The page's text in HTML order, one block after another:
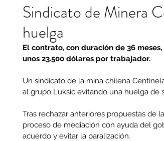
Sindicato de Minera
huelga
El contrato, con duración de 36
unos 23.500 dólares por trabajador.
Un sindicato de la mina chilena
al grupo Luksic evitando una huelga de
Tras rechazar anteriores propuestas de
proceso de mediación con ayuda del
acuerdo y evitar la paralización.